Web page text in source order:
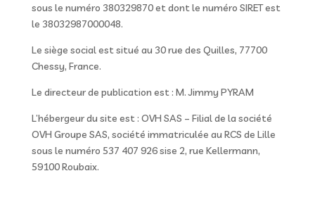
sous le numéro 380329870 et dont le numéro SIRET est
le 38032987000048.
Le siège social est situé au 30 rue des Quilles, 77700
Chessy, France.
Le directeur de publication est : M. Jimmy PYRAM
L’hébergeur du site est : OVH SAS – Filial de la société
OVH Groupe SAS, société immatriculée au RCS de Lille
sous le numéro 537 407 926 sise 2, rue Kellermann,
59100 Roubaix.